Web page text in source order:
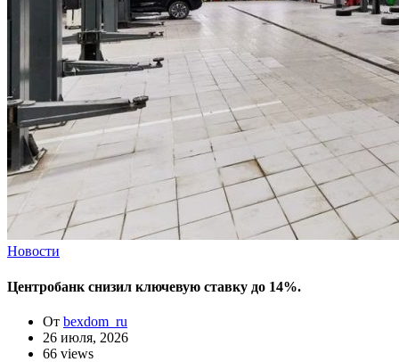
Новости
Центробанк снизил ключевую ставку до 14%.
От bexdom_ru
26 июля, 2026
66 views